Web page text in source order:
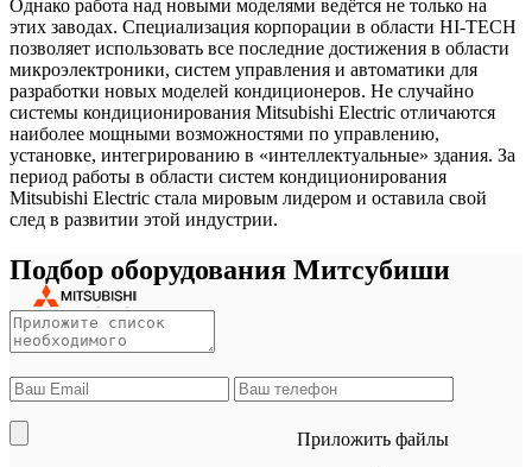
Однако работа над новыми моделями ведётся не только на
этих заводах. Специализация корпорации в области HI-TECH
позволяет использовать все последние достижения в области
микроэлектроники, систем управления и автоматики для
разработки новых моделей кондиционеров. Не случайно
системы кондиционирования Mitsubishi Electric отличаются
наиболее мощными возможностями по управлению,
установке, интегрированию в «интеллектуальные» здания. За
период работы в области систем кондиционирования
Mitsubishi Electric стала мировым лидером и оставила свой
след в развитии этой индустрии.
Подбор оборудования Митсубиши
Приложить файлы